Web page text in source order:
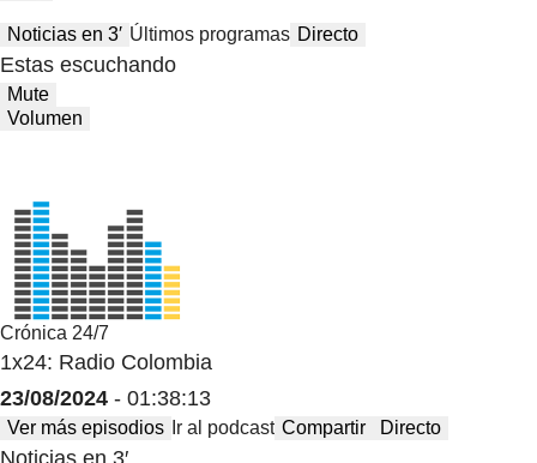
Noticias en 3′ Últimos programas Directo
Estas escuchando
Mute
Volumen
Crónica 24/7
1x24: Radio Colombia
23/08/2024 - 01:38:13
Ver más episodios Ir al podcast Compartir Directo
Noticias en 3′